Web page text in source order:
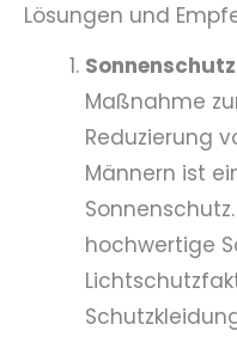
Lösungen und
Maßnahme
Reduzierung
Männern ist
hochwertige